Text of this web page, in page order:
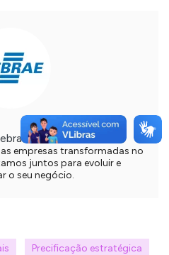
empresas transformadas no
juntos para evoluir e
o seu negócio.
Precificação estratégica